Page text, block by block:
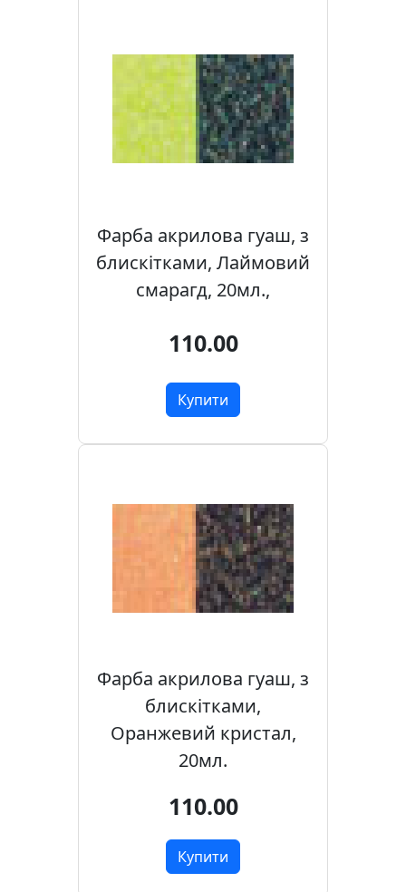
Фарба акрилова гуаш, з
блискітками, Лаймовий
смарагд, 20мл.,
110.00
Купити
Фарба акрилова гуаш, з
блискітками,
Оранжевий кристал,
20мл.
110.00
Купити